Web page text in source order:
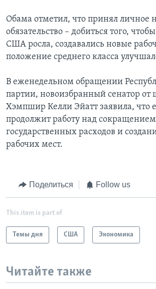
Обама отметил, что принял личное
обязательство – добиться того,
США росла, создавались новые
положение среднего класса
В еженедельном обращении
партии, новоизбранный сенатор от
Хэмпшир Келли Эйатт заявила, что
продолжит работу над сокращением
государственных расходов и
рабочих мест.
Поделиться Follow us
This item is part of
Темы дня США Экономика
Читайте также